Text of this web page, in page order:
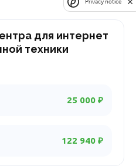
122 940 ₽
25 000 ₽
для интернет
техники
Privacy notice